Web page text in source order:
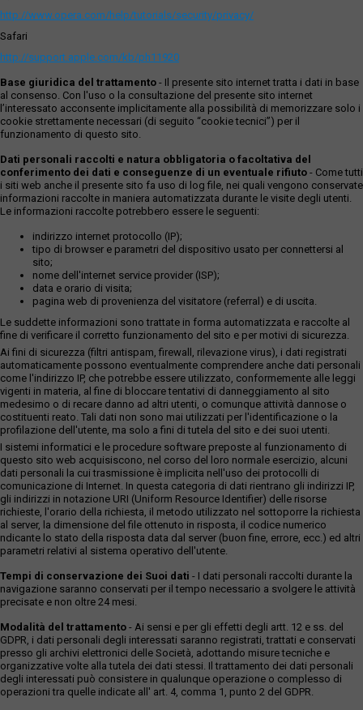
http://www.opera.com/help/tutorials/security/privacy/
Safari
http://support.apple.com/kb/ph11920
Base giuridica del trattamento - Il presente sito internet tratta i dati in base
al consenso. Con l'uso o la consultazione del presente sito internet
l’interessato acconsente implicitamente alla possibilità di memorizzare solo i
cookie strettamente necessari (di seguito “cookie tecnici”) per il
funzionamento di questo sito.
Dati personali raccolti e natura obbligatoria o facoltativa del
conferimento dei dati e conseguenze di un eventuale rifiuto - Come tutti
i siti web anche il presente sito fa uso di log file, nei quali vengono conservate
informazioni raccolte in maniera automatizzata durante le visite degli utenti.
Le informazioni raccolte potrebbero essere le seguenti:
indirizzo internet protocollo (IP);
tipo di browser e parametri del dispositivo usato per connettersi al
sito;
nome dell'internet service provider (ISP);
data e orario di visita;
pagina web di provenienza del visitatore (referral) e di uscita.
Le suddette informazioni sono trattate in forma automatizzata e raccolte al
fine di verificare il corretto funzionamento del sito e per motivi di sicurezza.
Ai fini di sicurezza (filtri antispam, firewall, rilevazione virus), i dati registrati
automaticamente possono eventualmente comprendere anche dati personali
come l'indirizzo IP, che potrebbe essere utilizzato, conformemente alle leggi
vigenti in materia, al fine di bloccare tentativi di danneggiamento al sito
medesimo o di recare danno ad altri utenti, o comunque attività dannose o
costituenti reato. Tali dati non sono mai utilizzati per l'identificazione o la
profilazione dell'utente, ma solo a fini di tutela del sito e dei suoi utenti.
I sistemi informatici e le procedure software preposte al funzionamento di
questo sito web acquisiscono, nel corso del loro normale esercizio, alcuni
dati personali la cui trasmissione è implicita nell'uso dei protocolli di
comunicazione di Internet. In questa categoria di dati rientrano gli indirizzi IP,
gli indirizzi in notazione URI (Uniform Resource Identifier) delle risorse
richieste, l'orario della richiesta, il metodo utilizzato nel sottoporre la richiesta
al server, la dimensione del file ottenuto in risposta, il codice numerico
ndicante lo stato della risposta data dal server (buon fine, errore, ecc.) ed altri
parametri relativi al sistema operativo dell'utente.
Tempi di conservazione dei Suoi dati - I dati personali raccolti durante la
navigazione saranno conservati per il tempo necessario a svolgere le attività
precisate e non oltre 24 mesi.
Modalità del trattamento - Ai sensi e per gli effetti degli artt. 12 e ss. del
GDPR, i dati personali degli interessati saranno registrati, trattati e conservati
presso gli archivi elettronici delle Società, adottando misure tecniche e
organizzative volte alla tutela dei dati stessi. Il trattamento dei dati personali
degli interessati può consistere in qualunque operazione o complesso di
operazioni tra quelle indicate all' art. 4, comma 1, punto 2 del GDPR.